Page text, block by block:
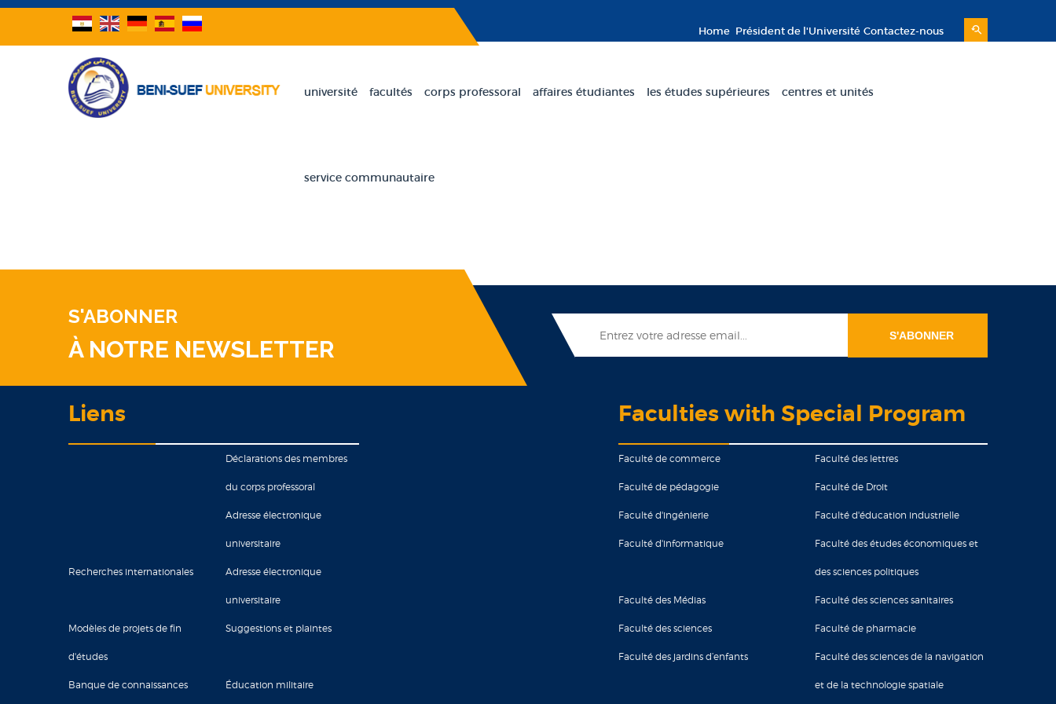
Home Président de l'Université Contactez-nous
université facultés corps professoral affaires étudiantes les études supérieures centres et unités
service communautaire
S'ABONNER
À NOTRE NEWSLETTER
Liens
Déclarations des membres
du corps professoral
Adresse électronique
universitaire
Recherches internationales Adresse électronique
universitaire
Modèles de projets de fin
d'études
Suggestions et plaintes
Banque de connaissances Éducation militaire
Faculties with Special Program
Faculté de commerce Faculté des lettres
Faculté de pédagogie Faculté de Droit
Faculté d'ingénierie Faculté d'éducation industrielle
Faculté d'informatique Faculté des études économiques et
des sciences politiques
Faculté des Médias Faculté des sciences sanitaires
Faculté des sciences Faculté de pharmacie
Faculté des jardins d’enfants Faculté des sciences de la navigation
et de la technologie spatiale